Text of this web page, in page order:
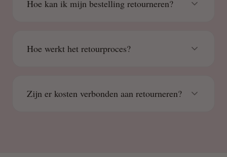
Hoe kan ik mijn bestelling retourneren?
Hoe werkt het retourproces?
Zijn er kosten verbonden aan retourneren?